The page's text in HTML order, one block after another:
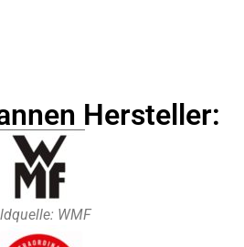
Hersteller:
WMF